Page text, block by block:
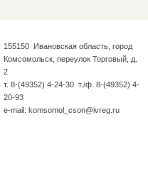
155150 Ивановская область, город
Комсомольск, переулок Торговый, д.
2
т. 8-(49352) 4-24-30 т./ф. 8-(49352) 4-
20-93
e-mail: komsomol_cson@ivreg.ru